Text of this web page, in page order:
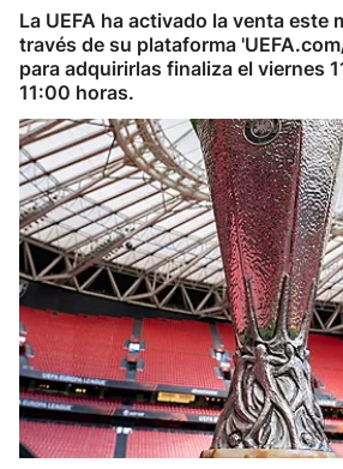
Ciclismo
Herri-kirolak
Balonmano
Kirolak 360
Atletismo
Carreras de montaña
Más deportes
La UEFA ha activado la venta este
través de su plataforma
para adquirirlas finaliza el viernes
11:00 horas.